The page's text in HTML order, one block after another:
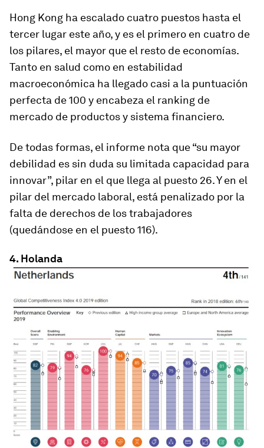
Hong Kong ha escalado cuatro puestos hasta el
tercer lugar este año, y es el primero en cuatro de
los pilares, el mayor que el resto de economías.
Tanto en salud como en estabilidad
macroeconómica ha llegado casi a la puntuación
perfecta de 100 y encabeza el ranking de
mercado de productos y sistema financiero.
De todas formas, el informe nota que “su mayor
debilidad es sin duda su limitada capacidad para
innovar”, pilar en el que llega al puesto 26. Y en el
pilar del mercado laboral, está penalizado por la
falta de derechos de los trabajadores
(quedándose en el puesto 116).
4. Holanda